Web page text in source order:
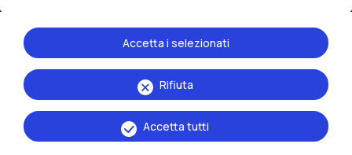
Rifiuta
Accetta i selezionati
Accetta tutti